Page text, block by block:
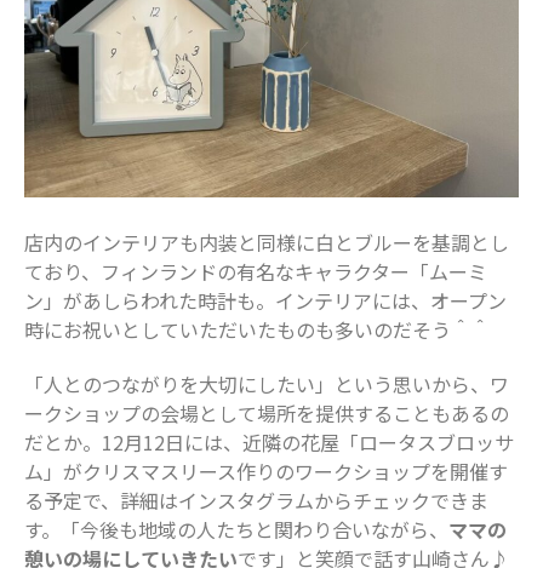
店内のインテリアも内装と同様に白とブルーを基調とし
ており、フィンランドの有名なキャラクター「ムーミ
ン」があしらわれた時計も。インテリアには、オープン
時にお祝いとしていただいたものも多いのだそう＾＾
「人とのつながりを大切にしたい」という思いから、ワ
ークショップの会場として場所を提供することもあるの
だとか。12月12日には、近隣の花屋「ロータスブロッサ
ム」がクリスマスリース作りのワークショップを開催す
る予定で、詳細はインスタグラムからチェックできま
す。「今後も地域の人たちと関わり合いながら、 ママの
憩いの場にしていきたいです」と笑顔で話す山崎さん♪